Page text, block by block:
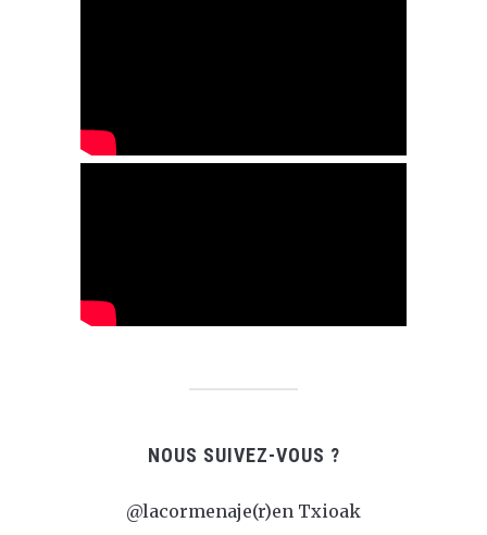
NOUS SUIVEZ-VOUS ?
@lacormenaje(r)en Txioak